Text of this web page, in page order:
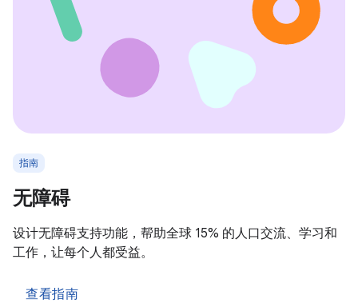
指南
无障碍
设计无障碍支持功能，帮助全球 15% 的人口交流、学习和
工作，让每个人都受益。
查看指南